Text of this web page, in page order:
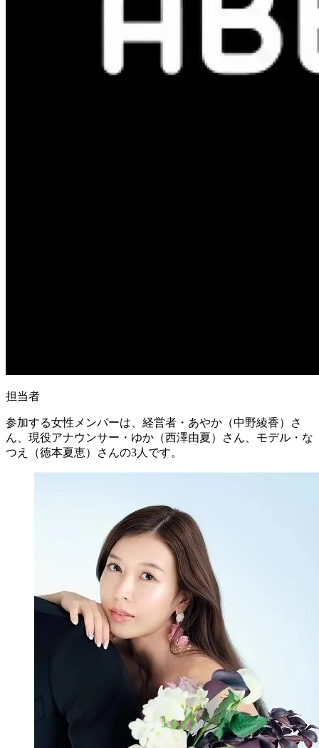
担当者
参加する女性メンバーは、経営者・ あやか（中野綾香）さ
ん 、現役アナウンサー・ ゆか（西澤由夏）さん 、モデル・ な
つえ（徳本夏恵）さんの3人です。